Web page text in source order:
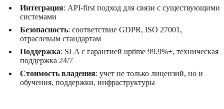
Интеграция: API-first подход для связи с существующими
системами
Безопасность: соответствие GDPR, ISO 27001,
отраслевым стандартам
Поддержка: SLA с гарантией uptime 99.9%+, техническая
поддержка 24/7
Стоимость владения: учет не только лицензий, но и
обучения, поддержки, инфраструктуры